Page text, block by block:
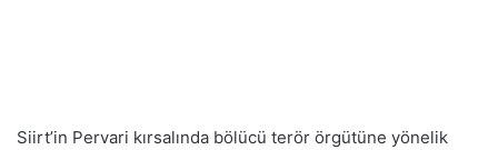
Siirt’in Pervari kırsalında bölücü terör örgütüne yönelik